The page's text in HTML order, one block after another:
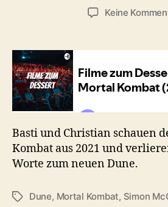
Keine
Basti und Christian schauen
Kombat aus 2021 und
Worte zum neuen Dune.
Schlagwörter
Dune, Mortal Kombat, Simon